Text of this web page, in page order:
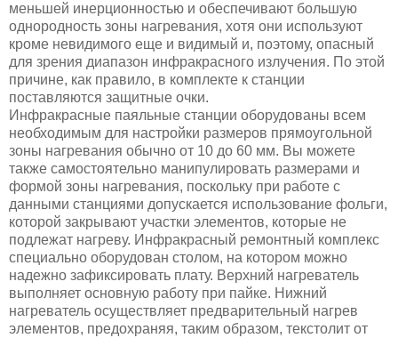
меньшей инерционностью и обеспечивают большую
однородность зоны нагревания, хотя они используют
кроме невидимого еще и видимый и, поэтому, опасный
для зрения диапазон инфракрасного излучения. По этой
причине, как правило, в комплекте к станции
поставляются защитные очки.
Инфракрасные паяльные станции оборудованы всем
необходимым для настройки размеров прямоугольной
зоны нагревания обычно от 10 до 60 мм. Вы можете
также самостоятельно манипулировать размерами и
формой зоны нагревания, поскольку при работе с
данными станциями допускается использование фольги,
которой закрывают участки элементов, которые не
подлежат нагреву. Инфракрасный ремонтный комплекс
специально оборудован столом, на котором можно
надежно зафиксировать плату. Верхний нагреватель
выполняет основную работу при пайке. Нижний
нагреватель осуществляет предварительный нагрев
элементов, предохраняя, таким образом, текстолит от